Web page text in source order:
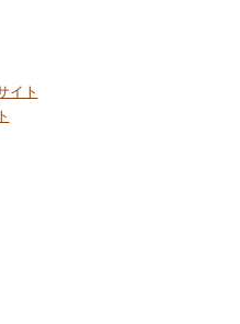
イト